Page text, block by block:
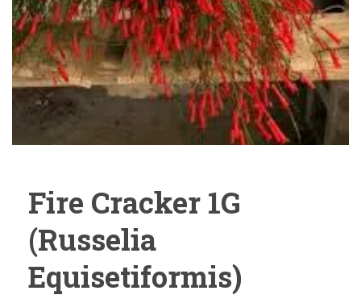
Fire Cracker 1G
(Russelia
Equisetiformis)